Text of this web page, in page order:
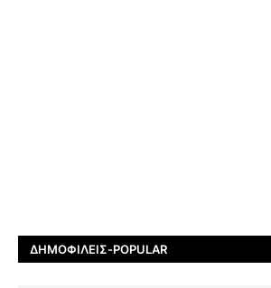
ΔΗΜΟΦΙΛΕΊΣ-POPULAR